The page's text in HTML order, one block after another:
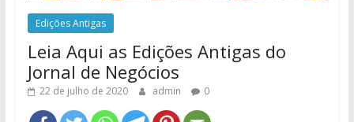
Edições Antigas
Leia Aqui as Edições Antigas do
Jornal de Negócios
22 de julho de 2020 admin 0